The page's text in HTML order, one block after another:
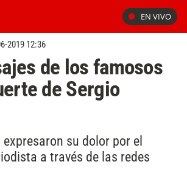
EN VIVO
2019 12:36
de los famosos
de Sergio
su dolor por el
a través de las redes